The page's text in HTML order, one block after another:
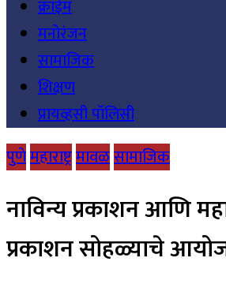
क्राईम
मनोरंजन
सामाजिक
शिक्षण
प्रायव्हसी पॉलिसी
पुणेमहाराष्ट्रमावळसामाजिक
नाविन्य प्रकाशन आणि
प्रकाशन सोहळ्याचे